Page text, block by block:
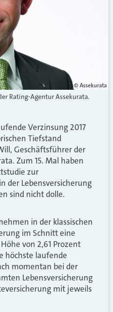
© Assekurata
Rating-Agentur Assekurata.
Verzinsung 2017
Tiefstand
Geschäftsführer der
Zum 15. Mal haben
zur
der Lebensversicherung
sind nicht dolle.
in der klassischen
im Schnitt eine
von 2,61 Prozent
höchste laufende
momentan bei der
Lebensversicherung
mit jeweils